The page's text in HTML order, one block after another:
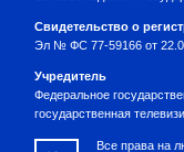
Свидетельство о
Эл № ФС 77-59166 от
Учредитель
Федеральное
государственная
Все права на